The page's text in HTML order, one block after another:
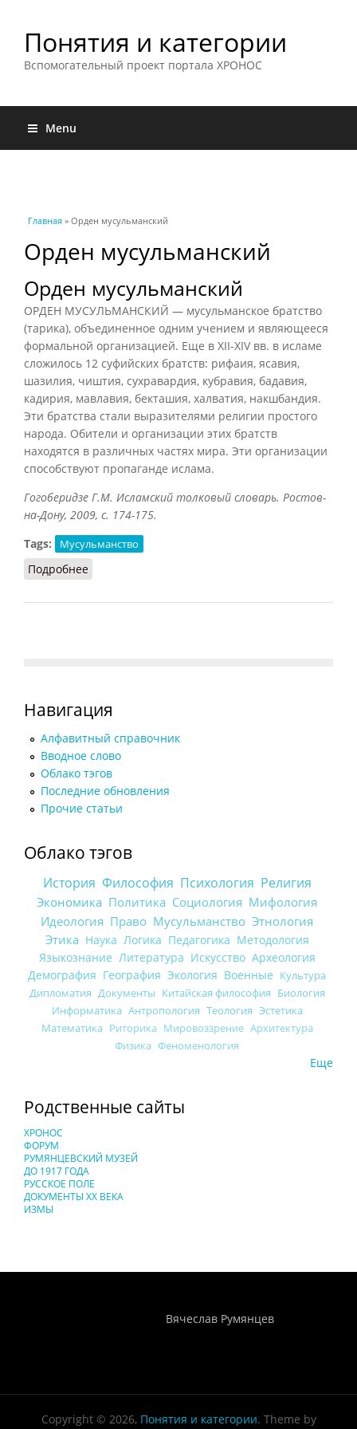
Понятия и категории
Вспомогательный проект портала ХРОНОС
Menu
Вы здесь
Главная » Орден мусульманский
Орден мусульманский
Орден мусульманский
ОРДЕН МУСУЛЬМАНСКИЙ — мусульманское братство
(тарика), объединенное одним учением и являющееся
формальной организацией. Еще в XII-XIV вв. в исламе
сложилось 12 суфийских братств: рифаия, ясавия,
шазилия, чиштия, сухравардия, кубравия, бадавия,
кадирия, мавлавия, бекташия, халватия, накшбандия.
Эти братства стали выразителями религии простого
народа. Обители и организации этих братств
находятся в различных частях мира. Эти организации
способствуют пропаганде ислама.
Гогоберидзе Г.М. Исламский толковый словарь. Ростов-
на-Дону, 2009, с. 174-175.
Tags:
Мусульманство
Подробнее
Навигация
Алфавитный справочник
Вводное слово
Облако тэгов
Последние обновления
Прочие статьи
Облако тэгов
История Философия Психология Религия
Экономика Политика Социология Мифология
Идеология Право Мусульманство Этнология
Этика Наука Логика Педагогика Методология
Языкознание Литература Искусство Археология
Демография География Экология Военные Культура
Дипломатия Документы Китайская философия Биология
Информатика Антропология Теология Эстетика
Математика Риторика Мировоззрение Архитектура
Физика Феноменология
Еще
Родственные сайты
ХРОНОС
ФОРУМ
РУМЯНЦЕВСКИЙ МУЗЕЙ
ДО 1917 ГОДА
РУССКОЕ ПОЛЕ
ДОКУМЕНТЫ XX ВЕКА
ИЗМЫ
Вячеслав Румянцев
Copyright © 2026, Понятия и категории. Theme by